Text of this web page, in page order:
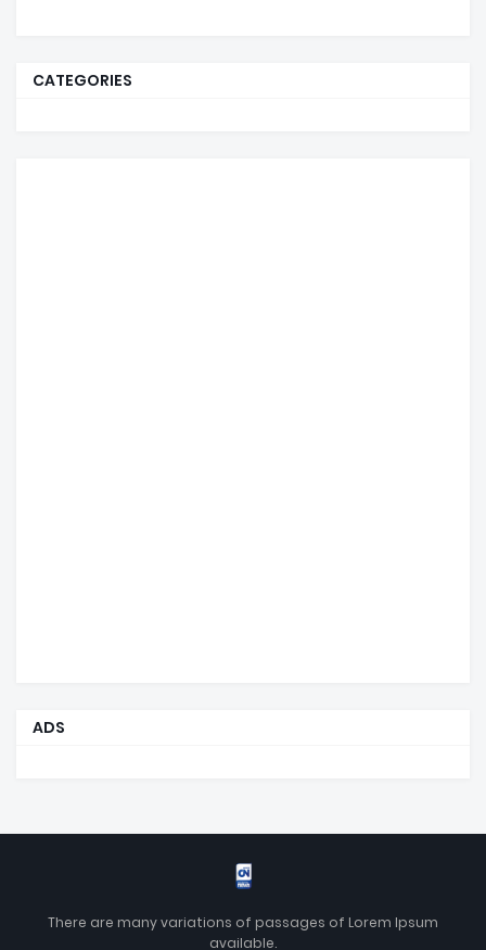
CATEGORIES
ADS
There are many variations of passages of Lorem Ipsum
available.